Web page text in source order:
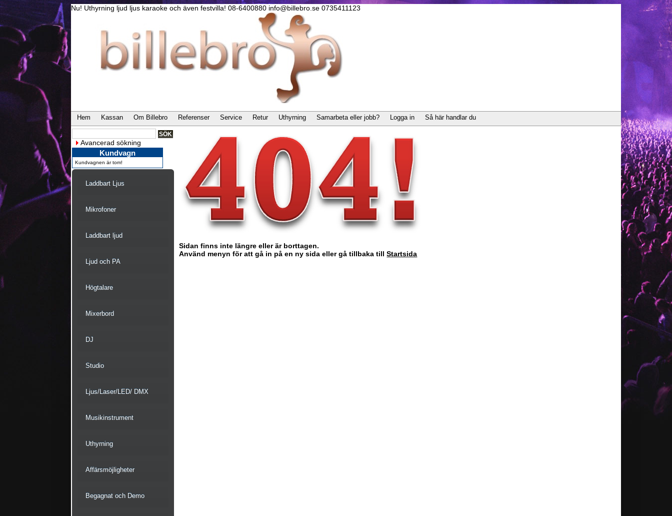
Nu! Uthyrning ljud ljus karaoke och även festvilla! 08-6400880 info@billebro.se 0735411123
Hem Kassan Om Billebro Referenser Service Retur Uthyrning Samarbeta eller jobb? Logga in Så här handlar du
Avancerad sökning
Kundvagn
Kundvagnen är tom!
Laddbart Ljus
Mikrofoner
Laddbart ljud
Ljud och PA
Högtalare
Mixerbord
DJ
Studio
Ljus/Laser/LED/ DMX
Musikinstrument
Uthyrning
Affärsmöjligheter
Begagnat och Demo
Sidan finns inte längre eller är borttagen.
Använd menyn för att gå in på en ny sida eller gå tillbaka tillStartsida